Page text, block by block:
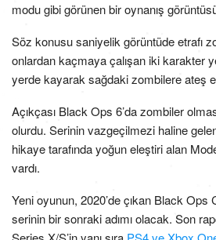
modu gibi görünen bir oynanış
Söz konusu saniyelik görüntüde etrafı
onlardan kaçmaya çalışan iki karakter
yerde kayarak sağdaki zombilere ateş
Açıkçası Black Ops 6’da zombiler
olurdu. Serinin vazgeçilmezi haline
hikaye tarafında yoğun eleştiri alan
vardı.
Yeni oyunun, 2020’de çıkan Black Ops
serinin bir sonraki adımı olacak. Son